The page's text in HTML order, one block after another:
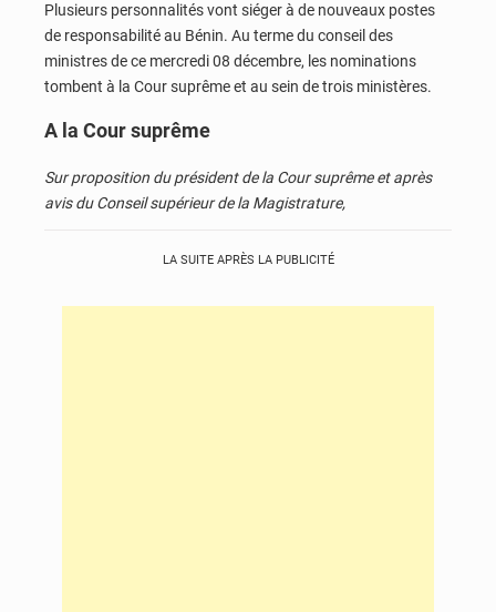
Plusieurs personnalités vont siéger à de nouveaux postes
de responsabilité au Bénin. Au terme du conseil des
ministres de ce mercredi 08 décembre, les nominations
tombent à la Cour suprême et au sein de trois ministères.
A la Cour suprême
Sur proposition du président de la Cour suprême et après
avis du Conseil supérieur de la Magistrature,
LA SUITE APRÈS LA PUBLICITÉ